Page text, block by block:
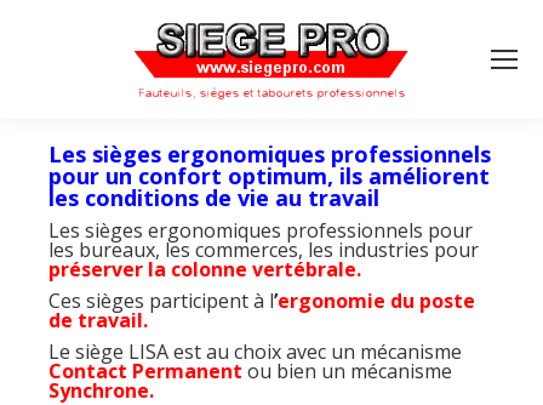
Les sièges ergonomiques professionnels
pour un confort optimum, ils améliorent
les conditions de vie au travail
Les sièges ergonomiques professionnels pour
les bureaux, les commerces, les industries pour
préserver la colonne vertébrale.
Ces sièges participent à l’ergonomie du poste
de travail.
Le siège LISA est au choix avec un mécanisme
Contact Permanent ou bien un mécanisme
Synchrone.